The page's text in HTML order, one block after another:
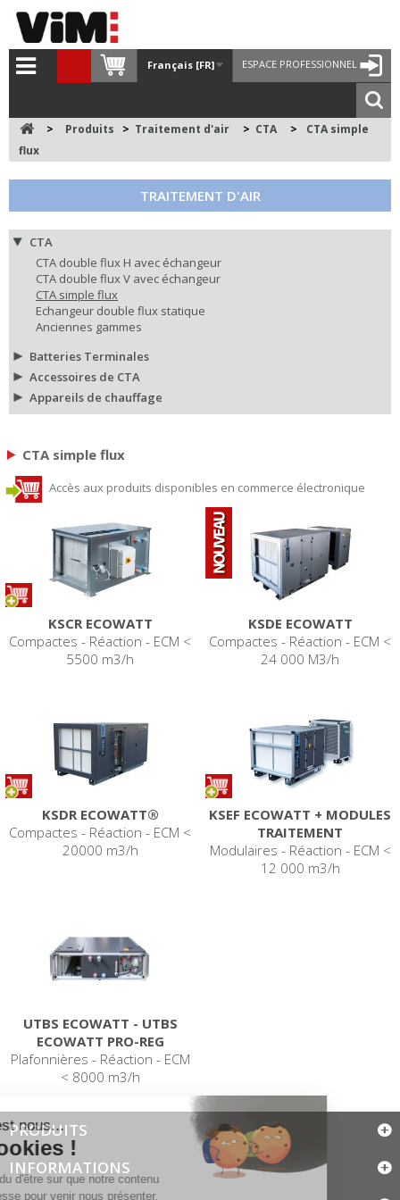
ESPACE PROFESSIONNEL
Français [FR]
> Produits > Traitement d'air > CTA >
CTA simple
flux
TRAITEMENT D'AIR
CTA
CTA double flux H avec échangeur
CTA double flux V avec échangeur
CTA simple flux
Echangeur double flux statique
Anciennes gammes
Batteries Terminales
Accessoires de CTA
Appareils de chauffage
CTA simple flux
Accès aux produits disponibles en commerce électronique
KSCR ECOWATT
Compactes - Réaction - ECM <
5500 m3/h
KSDE ECOWATT
Compactes - Réaction - ECM <
24 000 M3/h
KSDR ECOWATT®
Compactes - Réaction - ECM <
20000 m3/h
KSEF ECOWATT + MODULES
TRAITEMENT
Modulaires - Réaction - ECM <
12 000 m3/h
UTBS ECOWATT - UTBS
ECOWATT PRO-REG
Plafonnières - Réaction - ECM
< 8000 m3/h
PRODUITS
INFORMATIONS